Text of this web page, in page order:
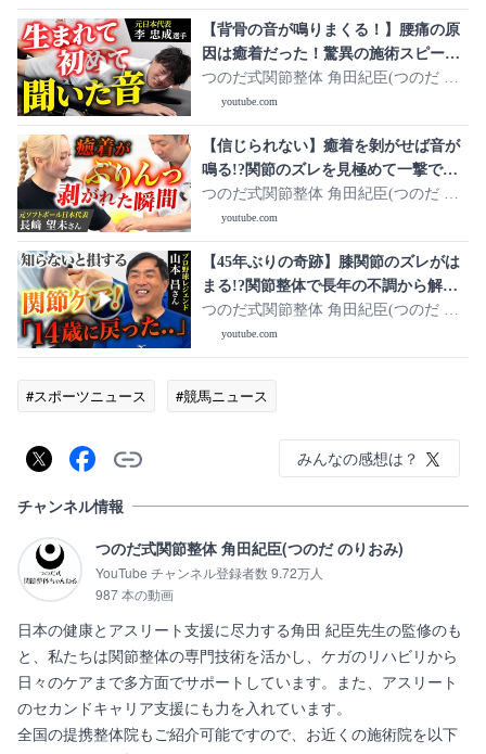
【背骨の音が鳴りまくる！】腰痛の原
因は癒着だった！驚異の施術スピード
で全身整う【李忠成さん】
つのだ式関節整体 角田紀臣(つのだ の
りおみ)
youtube.com
【信じられない】癒着を剝がせば音が
鳴る!?関節のズレを見極めて一撃で整
える【長粼望未さん】
つのだ式関節整体 角田紀臣(つのだ の
りおみ)
youtube.com
【45年ぶりの奇跡】膝関節のズレがは
まる!?関節整体で長年の不調から解放
【山本昌さん】
つのだ式関節整体 角田紀臣(つのだ の
りおみ)
youtube.com
#スポーツニュース #競馬ニュース
みんなの感想は？
チャンネル情報
つのだ式関節整体 角田紀臣(つのだ のりおみ)
YouTube チャンネル登録者数 9.72万人
987 本の動画
日本の健康とアスリート支援に尽力する角田 紀臣先生の監修のも
と、私たちは関節整体の専門技術を活かし、ケガのリハビリから
日々のケアまで多方面でサポートしています。また、アスリート
のセカンドキャリア支援にも力を入れています。
全国の提携整体院もご紹介可能ですので、お近くの施術院を以下